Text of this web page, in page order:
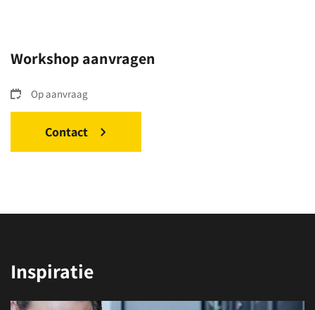
Workshop aanvragen
Op aanvraag
Contact
Inspiratie